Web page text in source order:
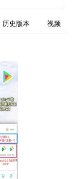
历史版本 视频